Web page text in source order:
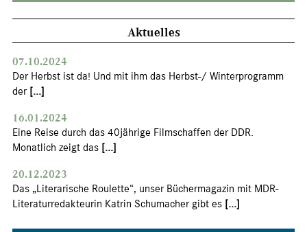
Aktuelles
07.10.2024
Der Herbst ist da! Und mit ihm das Herbst-/ Winterprogramm
der [...]
16.01.2024
Eine Reise durch das 40jährige Filmschaffen der DDR.
Monatlich zeigt das [...]
20.12.2023
Das „Literarische Roulette“, unser Büchermagazin mit MDR-
Literaturredakteurin Katrin Schumacher gibt es [...]